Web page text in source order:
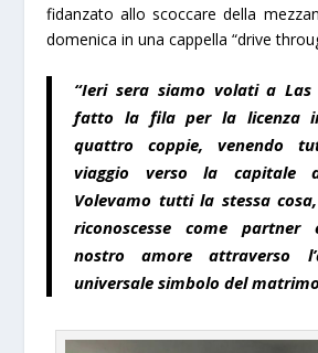
fidanzato allo scoccare della
domenica in una cappella “drive
“Ieri sera siamo volati a Las
fatto la fila per la licenza
quattro coppie, venendo
viaggio verso la capitale
Volevamo tutti la stessa
riconoscesse come
nostro amore attraverso
universale simbolo del